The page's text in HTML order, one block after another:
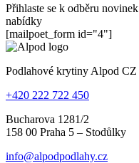
Přihlaste se k odběru
nabídky
[mailpoet_form id="4"]
Podlahové krytiny Alpod CZ
+420 222 722 450
Bucharova 1281/2
158 00 Praha 5 – Stodůlky
info@alpodpodlahy.cz